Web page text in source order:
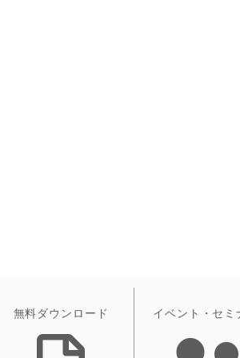
無料ダウンロード イベント・セミ